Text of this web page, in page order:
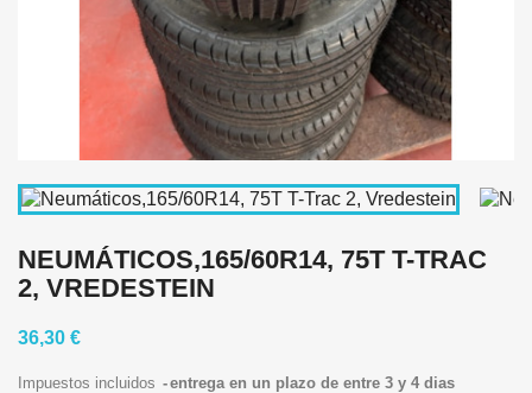
NEUMÁTICOS,165/60R14, 75T T-TRAC
2, VREDESTEIN
36,30 €
Impuestos incluidos entrega en un plazo de entre 3 y 4 dias